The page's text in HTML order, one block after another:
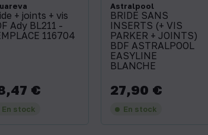
+ joints + vis
Ady BL211 -
116704
€
En stock
Astralpool
BRIDE SANS
INSERTS (+ VIS
PARKER + JOINTS)
BDF ASTRALPOOL
EASYLINE
BLANCHE
Prix
27,90 €
En stock